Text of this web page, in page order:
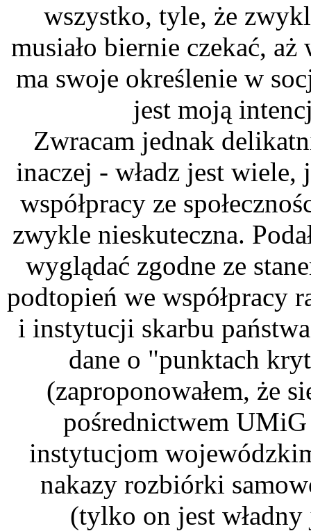
wszystko, tyle, że
musiało biernie czekać, aż
ma swoje określenie w
jest moją
Zwracam jednak
inaczej - władz jest wiele,
współpracy ze
zwykle nieskuteczna.
wyglądać zgodne ze
podtopień we współpracy
i instytucji skarbu
dane o "punktach
(zaproponowałem, że
pośrednictwem
instytucjom
nakazy rozbiórki
(tylko on jest